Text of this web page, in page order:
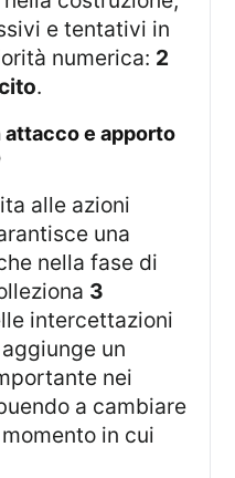
e tentativi in
numerica: 2
.
una
nella fase di
3
intercettazioni
un
nei
a cambiare
in cui